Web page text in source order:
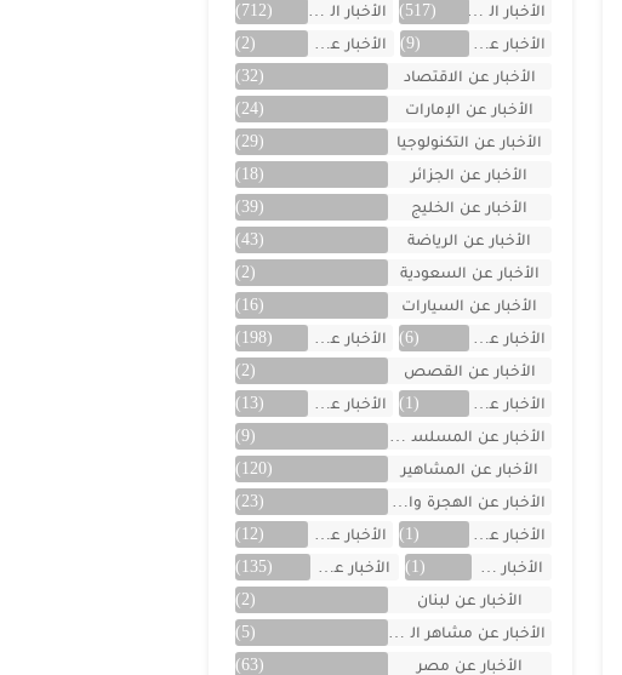
الأخبار العالمية
(517) الأخبار المتنوعة
(712)
الأخبار عن الأردن
(9) الأخبار عن الأفلام
(2)
الأخبار عن الاقتصاد
(32)
الأخبار عن الإمارات
(24)
الأخبار عن التكنولوجيا
(29)
الأخبار عن الجزائر
(18)
الأخبار عن الخليج
(39)
الأخبار عن الرياضة
(43)
الأخبار عن السعودية
(2)
الأخبار عن السيارات
(16)
الأخبار عن العراق
(6) الأخبار عن الفن
(198)
الأخبار عن القصص
(2)
الأخبار عن الكويت
(1) الأخبار عن ألمانيا
(13)
الأخبار عن المسلسلات
(9)
الأخبار عن المشاهير
(120)
الأخبار عن الهجرة والسفر
(23)
الأخبار عن اليمن
(1) الأخبار عن تركية
(12)
الأخبار عن تونس
(1) الأخبار عن سوريا
(135)
الأخبار عن لبنان
(2)
الأخبار عن مشاهر الهند
(5)
الأخبار عن مصر
(63)